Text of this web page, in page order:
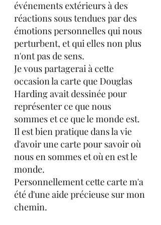
événements extérieurs à des
réactions sous tendues par des
émotions personnelles qui nous
perturbent, et qui elles non plus
n'ont pas de sens.
Je vous partagerai à cette
occasion la carte que Douglas
Harding avait dessinée pour
représenter ce que nous
sommes et ce que le monde est.
Il est bien pratique dans la vie
d'avoir une carte pour savoir où
nous en sommes et où en est le
monde.
Personnellement cette carte m'a
été d'une aide précieuse sur mon
chemin.